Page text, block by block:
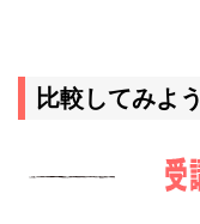
比較してみよう